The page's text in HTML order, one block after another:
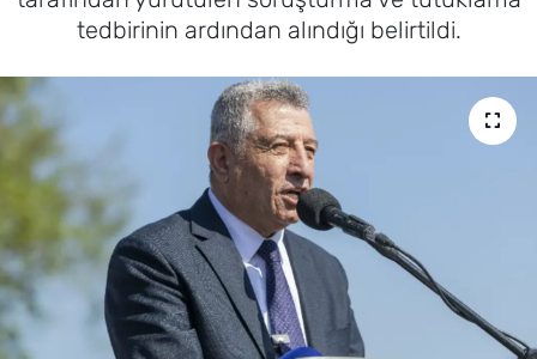
tedbirinin ardından alındığı belirtildi.